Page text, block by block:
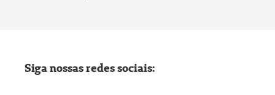
Siga nossas redes sociais: